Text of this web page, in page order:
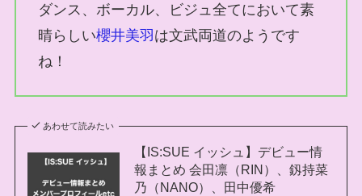
ダンス、ボーカル、ビジュ全てにおいて素
晴らしい櫻井美羽 は文武両道のようです
ね！
あわせて読みたい
【IS:SUE イッシュ】デビュー情
報まとめ 会田凛（RIN）、釼持菜
乃（NANO）、田中優希